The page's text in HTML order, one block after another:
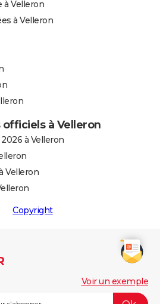
à Velleron
à Velleron
à Velleron
à Velleron
Velleron
Copyright
Voir un exemple